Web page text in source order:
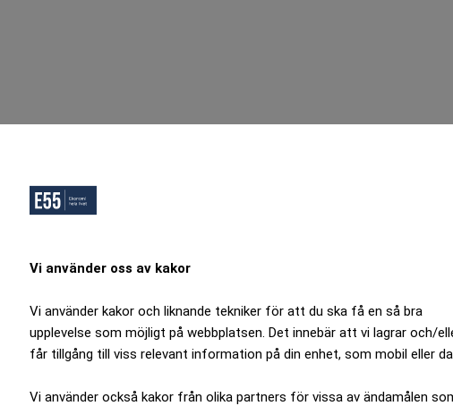
Vi använder oss av kakor
Vi använder kakor och liknande tekniker för att du ska få en så bra
upplevelse som möjligt på webbplatsen. Det innebär att vi lagrar och/
får tillgång till viss relevant information på din enhet, som mobil eller
Vi använder också kakor från olika partners för vissa av ändamålen